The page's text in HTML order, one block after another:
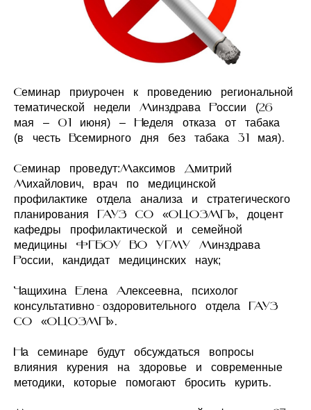
Семинар приурочен к проведению региональной
тематической недели Минздрава России (26
мая – 01 июня) – Неделя отказа от табака
(в честь Всемирного дня без табака 31 мая).
Семинар проведут:Максимов Дмитрий
Михайлович, врач по медицинской
профилактике отдела анализа и стратегического
планирования ГАУЗ СО «ОЦОЗМП», доцент
кафедры профилактической и семейной
медицины ФГБОУ ВО УГМУ Минздрава
России, кандидат медицинских наук;
Чащихина Елена Алексеевна, психолог
консультативно-оздоровительного отдела ГАУЗ
СО «ОЦОЗМП».
На семинаре будут обсуждаться вопросы
влияния курения на здоровье и современные
методики, которые помогают бросить курить.